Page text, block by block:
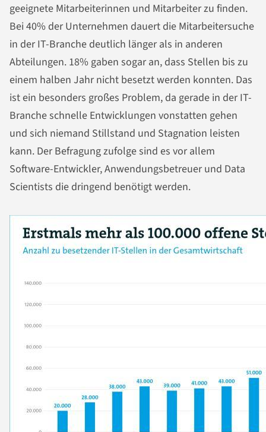
geeignete Mitarbeiterinnen und Mitarbeiter zu finden.
Bei 40% der Unternehmen dauert die Mitarbeitersuche
in der IT-Branche deutlich länger als in anderen
Abteilungen. 18% gaben sogar an, dass Stellen bis zu
einem halben Jahr nicht besetzt werden konnten. Das
ist ein besonders großes Problem, da gerade in der IT-
Branche schnelle Entwicklungen vonstatten gehen
und sich niemand Stillstand und Stagnation leisten
kann. Der Befragung zufolge sind es vor allem
Software-Entwickler, Anwendungsbetreuer und Data
Scientists die dringend benötigt werden.